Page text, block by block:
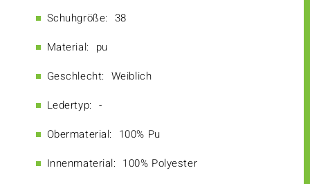
Schuhgröße: 38
Material: pu
Geschlecht: Weiblich
Ledertyp: -
Obermaterial: 100% Pu
Innenmaterial: 100% Polyester